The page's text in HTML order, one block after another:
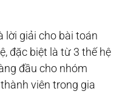
lời giải cho bài toán
đặc biệt là từ 3 thế hệ
đầu cho nhóm
viên trong gia